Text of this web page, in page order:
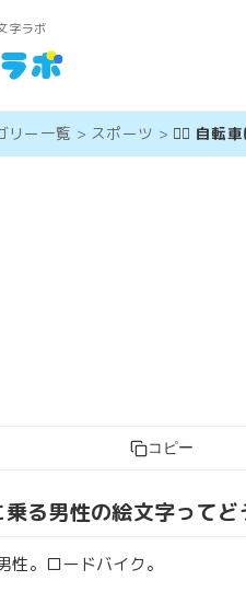
字ラボ
リー一覧 > スポーツ > 🚴‍♂️ 自転
コピー
乗る男性の絵文字ってど
性。ロードバイク。